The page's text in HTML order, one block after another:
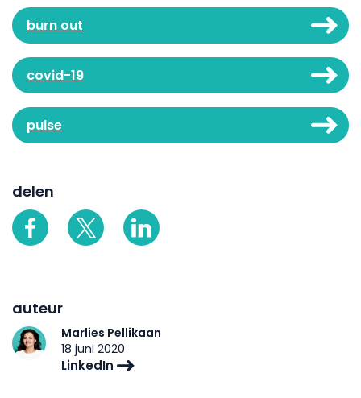
burn out
covid-19
pulse
delen
auteur
Marlies Pellikaan
18 juni 2020
LinkedIn